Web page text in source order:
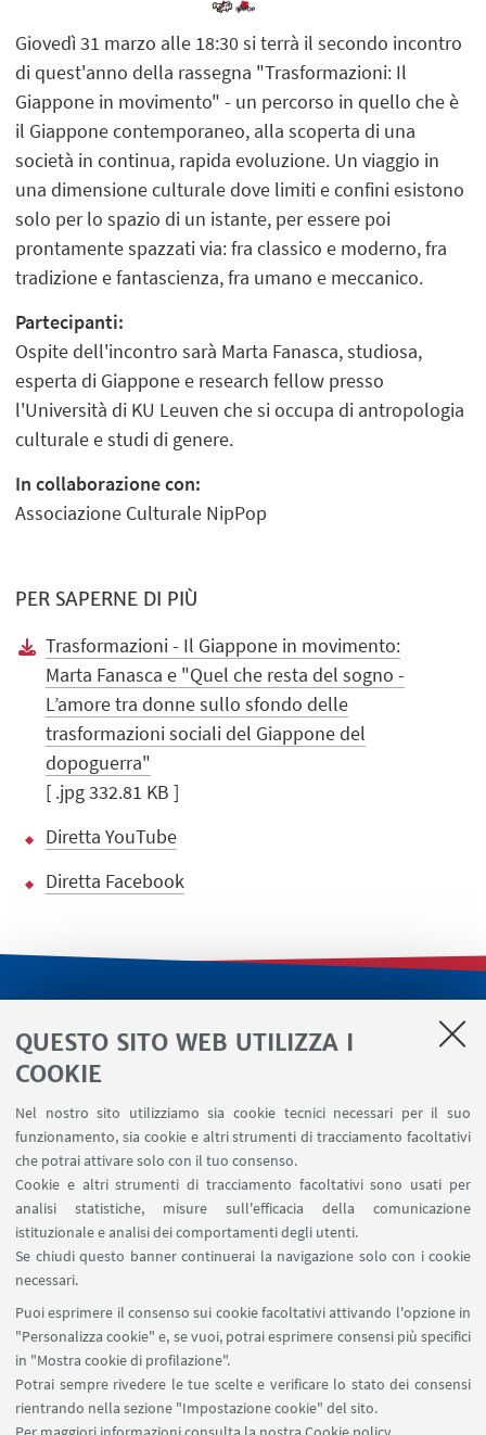
QUESTO SITO WEB UTILIZZA I
COOKIE
Nel nostro sito utilizziamo sia cookie tecnici necessari per il suo
funzionamento, sia cookie e altri strumenti di tracciamento facoltativi
che potrai attivare solo con il tuo consenso.
Cookie e altri strumenti di tracciamento facoltativi sono usati per
analisi statistiche, misure sull'efficacia della comunicazione
istituzionale e analisi dei comportamenti degli utenti.
Se chiudi questo banner continuerai la navigazione solo con i cookie
necessari.
Puoi esprimere il consenso sui cookie facoltativi attivando l'opzione in
"Personalizza cookie" e, se vuoi, potrai esprimere consensi più specifici
in "Mostra cookie di profilazione".
Potrai sempre rivedere le tue scelte e verificare lo stato dei consensi
rientrando nella sezione "Impostazione cookie" del sito.
Giovedì 31 marzo alle 18:30 si terrà il secondo incontro
di quest'anno della rassegna "Trasformazioni: Il
Giappone in movimento" - un percorso in quello che è
il Giappone contemporaneo, alla scoperta di una
società in continua, rapida evoluzione. Un viaggio in
una dimensione culturale dove limiti e confini esistono
solo per lo spazio di un istante, per essere poi
prontamente spazzati via: fra classico e moderno, fra
tradizione e fantascienza, fra umano e meccanico.
Partecipanti:
Ospite dell'incontro sarà Marta Fanasca, studiosa,
esperta di Giappone e research fellow presso
l'Università di KU Leuven che si occupa di antropologia
culturale e studi di genere.
In collaborazione con:
Associazione Culturale NipPop
PER SAPERNE DI PIÙ
Trasformazioni - Il Giappone in movimento:
Marta Fanasca e "Quel che resta del sogno -
L’amore tra donne sullo sfondo delle
trasformazioni sociali del Giappone del
dopoguerra"
[ .jpg 332.81 KB ]
Diretta YouTube
Diretta Facebook
Segnala un evento
Contatti
SEGUI IL DIPARTIMENTO SU:
SEGUI UNIBO SU:
APP: